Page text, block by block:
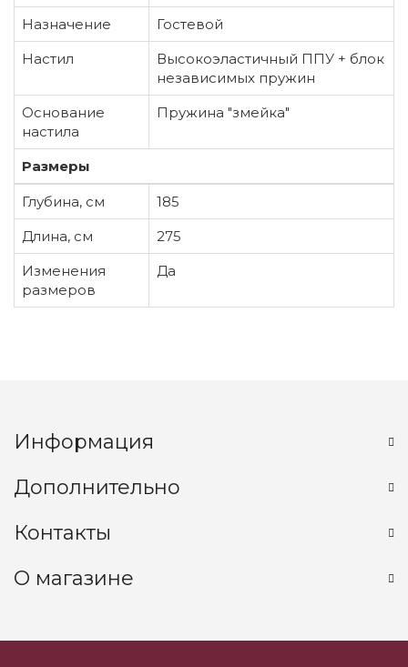
Назначение
Гостевой
Настил
Высокоэластичный ППУ + блок
независимых пружин
Основание
настила
Пружина "змейка"
Размеры
Глубина, см
185
Длина, см
275
Изменения
размеров
Да
Информация
Дополнительно
Контакты
О магазине